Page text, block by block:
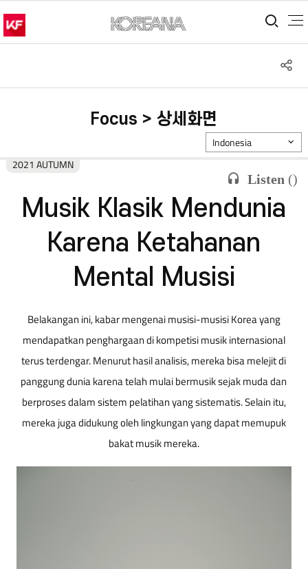
통
Focus > 상세화면
Listen ()
2021 AUTUMN
Indonesia
Musik Klasik Mendunia
Karena Ketahanan
Mental Musisi
Belakangan ini, kabar mengenai musisi-musisi Korea yang
mendapatkan penghargaan di kompetisi musik internasional
terus terdengar. Menurut hasil analisis, mereka bisa melejit di
panggung dunia karena telah mulai bermusik sejak muda dan
berproses dalam sistem pelatihan yang sistematis. Selain itu,
mereka juga didukung oleh lingkungan yang dapat memupuk
bakat musik mereka.